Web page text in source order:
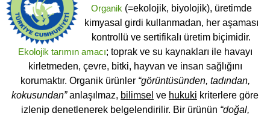
Organik (=ekolojik, biyolojik), üretimde
kimyasal girdi kullanmadan, her aşaması
kontrollü ve sertifikalı üretim biçimidir.
Ekolojik tarımın amacı; toprak ve su kaynakları ile havayı
kirletmeden, çevre, bitki, hayvan ve insan sağlığını
korumaktır. Organik ürünler “görüntüsünden, tadından,
kokusundan”anlaşılmaz, bilimsel ve hukuki kriterlere göre
izlenip denetlenerek belgelendirilir. Bir ürünün “doğal,